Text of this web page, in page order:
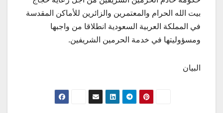
بيت الله الحرام والمعتمرين والزائرين للأماكن المقدسة
في المملكة العربية السعودية انطلاقا من واجبها
ومسؤوليتها في خدمة الحرمين الشريفين.
البيان